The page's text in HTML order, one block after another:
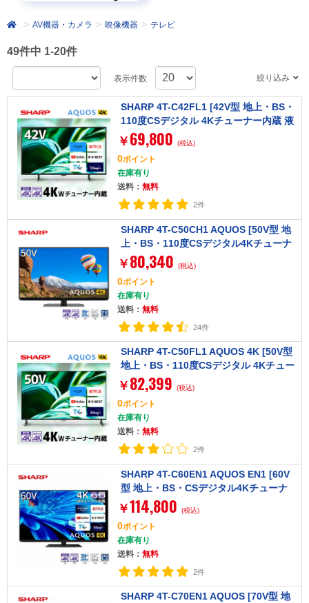
AV機器・カメラ 映像機器 テレビ
49件中 1-20件
表示件数 絞り込み
SHARP 4T-C42FL1 [42V型 地上・BS・
110度CSデジタル 4Kチューナー内蔵 液
晶テレビ]
￥ 69,800 (税込)
0ポイント
在庫有り
送料： 無料
2件
SHARP 4T-C50CH1 AQUOS [50V型 地
上・BS・110度CSデジタル4Kチューナ
ー内蔵 LED液晶テレビ]
￥ 80,340 (税込)
0ポイント
在庫有り
送料： 無料
24件
SHARP 4T-C50FL1 AQUOS 4K [50V型
地上・BS・110度CSデジタル 4Kチュー
ナー内蔵 液晶テレビ]
￥ 82,399 (税込)
0ポイント
在庫有り
送料： 無料
2件
SHARP 4T-C60EN1 AQUOS EN1 [60V
型 地上・BS・CSデジタル4Kチューナ
ー内蔵 液晶テレビ]
￥114,800 (税込)
0ポイント
在庫有り
送料： 無料
2件
SHARP 4T-C70EN1 AQUOS [70V型 地